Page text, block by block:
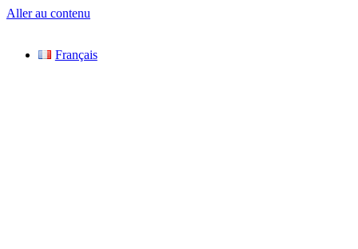
Aller au contenu
Français